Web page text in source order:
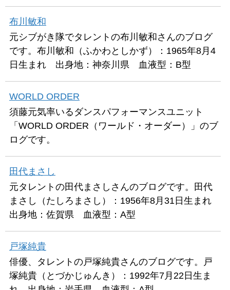
布川敏和
元シブがき隊でタレントの布川敏和さんのブログ
です。布川敏和（ふかわとしかず）：1965年8月4
日生まれ 出身地：神奈川県 血液型：B型
WORLD ORDER
須藤元気率いるダンスパフォーマンスユニット
「WORLD ORDER（ワールド・オーダー）」のブ
ログです。
田代まさし
元タレントの田代まさしさんのブログです。田代
まさし（たしろまさし）：1956年8月31日生まれ
出身地：佐賀県 血液型：A型
戸塚純貴
俳優、タレントの戸塚純貴さんのブログです。戸
塚純貴（とづかじゅんき）：1992年7月22日生ま